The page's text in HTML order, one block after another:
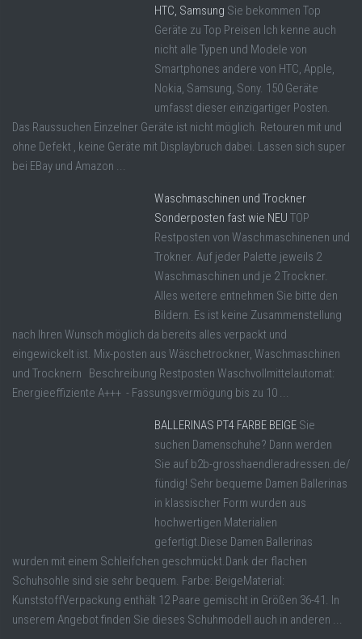
HTC, Samsung Sie bekommen Top
Geräte zu Top Preisen Ich kenne auch
nicht alle Typen und Modele von
Smartphones andere von HTC, Apple,
Nokia, Samsung, Sony. 150 Geräte
umfasst dieser einzigartiger Posten.
Das Raussuchen Einzelner Geräte ist nicht möglich. Retouren mit und
ohne Defekt , keine Geräte mit Displaybruch dabei. Lassen sich super
bei EBay und Amazon ...
Waschmaschinen und Trockner
Sonderposten fast wie NEU TOP
Restposten von Waschmaschinenen und
Trokner. Auf jeder Palette jeweils 2
Waschmaschinen und je 2 Trockner.
Alles weitere entnehmen Sie bitte den
Bildern. Es ist keine Zusammenstellung
nach Ihren Wunsch möglich da bereits alles verpackt und
eingewickelt ist. Mix-posten aus Wäschetrockner, Waschmaschinen
und Trocknern Beschreibung Restposten Waschvollmittelautomat:
Energieeffiziente A+++ - Fassungsvermögung bis zu 10 ...
BALLERINAS PT4 FARBE BEIGE Sie
suchen Damenschuhe? Dann werden
Sie auf b2b-grosshaendleradressen.de/
fündig! Sehr bequeme Damen Ballerinas
in klassischer Form wurden aus
hochwertigen Materialien
gefertigt.Diese Damen Ballerinas
wurden mit einem Schleifchen geschmückt.Dank der flachen
Schuhsohle sind sie sehr bequem. Farbe: BeigeMaterial:
KunststoffVerpackung enthält 12 Paare gemischt in Größen 36-41. In
unserem Angebot finden Sie dieses Schuhmodell auch in anderen ...